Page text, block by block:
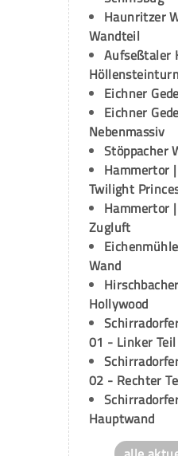
Haunritzer
Wandteil
Aufseßtaler
Eichner
Eichner
Nebenmassiv
Stöppacher
Hammertor
Twilight
Hammertor
Zugluft
Wand
Hollywood
01 - Linker Teil
02 - Rechter
Hauptwand